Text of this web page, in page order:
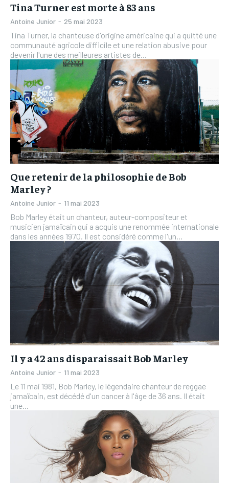
Tina Turner est morte à 83 ans
Antoine Junior - 25 mai 2023
Tina Turner, la chanteuse d'origine américaine qui a quitté une
communauté agricole difficile et une relation abusive pour
devenir l'une des meilleures artistes de...
Que retenir de la philosophie de Bob
Marley ?
Antoine Junior - 11 mai 2023
Bob Marley était un chanteur, auteur-compositeur et
musicien jamaïcain qui a acquis une renommée internationale
dans les années 1970. Il est considéré comme l'un...
Il y a 42 ans disparaissait Bob Marley
Antoine Junior - 11 mai 2023
Le 11 mai 1981, Bob Marley, le légendaire chanteur de reggae
jamaïcain, est décédé d'un cancer à l'âge de 36 ans. Il était
une...